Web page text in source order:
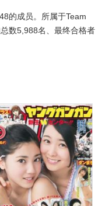
的成员。所属于Team
数5,988名、最终合格者